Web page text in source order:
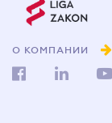
О КОМПАНИИ